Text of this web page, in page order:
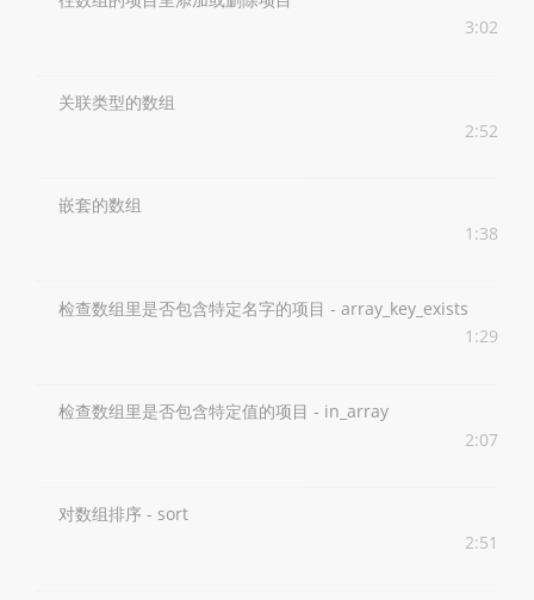
3:02
关联类型的数组
2:52
嵌套的数组
1:38
检查数组里是否包含特定名字的项目 - array_key_exists
1:29
检查数组里是否包含特定值的项目 - in_array
2:07
对数组排序 - sort
2:51